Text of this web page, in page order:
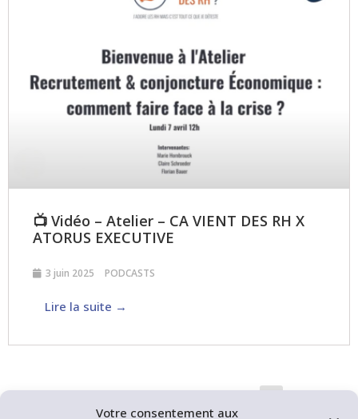
Votre consentement aux
📺 Vidéo – Atelier – CA VIENT DES RH X
ATORUS EXECUTIVE
3 juin 2025 PODCASTS
Lire la suite →